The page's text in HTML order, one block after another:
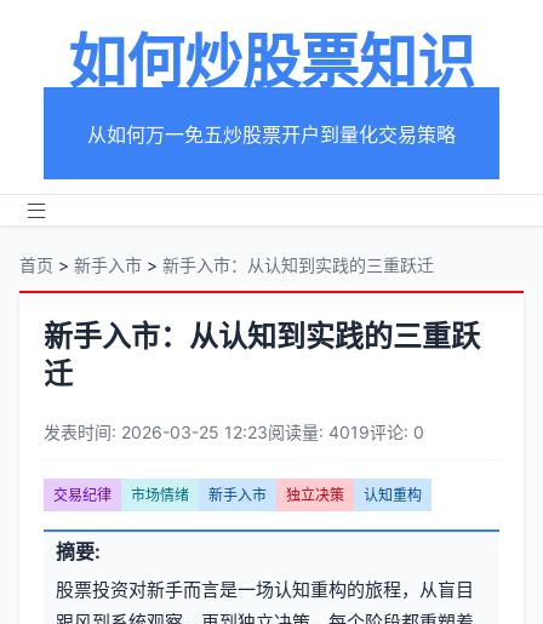
如何炒股票知识
从如何万一免五炒股票开户到量化交易策略
首页 > 新手入市 > 新手入市：从认知到实践的三重跃迁
新手入市：从认知到实践的三重跃
迁
章
元
信
发表时间: 2026-03-25 12:23阅读量: 4019评论: 0
文
章
标
交易纪律 市场情绪 新手入市 独立决策 认知重构
摘要:
股票投资对新手而言是一场认知重构的旅程，从盲目